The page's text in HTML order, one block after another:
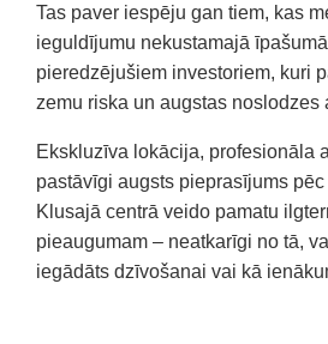
Tas paver iespēju gan tiem, kas
ieguldījumu nekustamajā
pieredzējušiem investoriem, kuri
zemu riska un augstas noslodzes
Ekskluzīva lokācija, profesionāla
pastāvīgi augsts pieprasījums
Klusajā centrā veido pamatu
pieaugumam – neatkarīgi no tā,
iegādāts dzīvošanai vai kā